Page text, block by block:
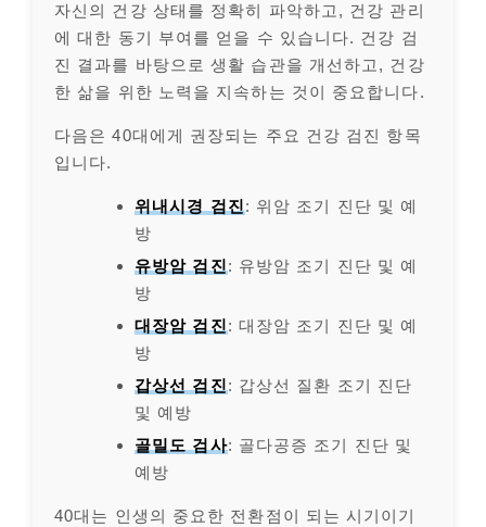
자신의 건강 상태를 정확히 파악하고, 건강 관리
에 대한 동기 부여를 얻을 수 있습니다. 건강 검
진 결과를 바탕으로 생활 습관을 개선하고, 건강
한 삶을 위한 노력을 지속하는 것이 중요합니다.
다음은 40대에게 권장되는 주요 건강 검진 항목
입니다.
위내시경 검진 : 위암 조기 진단 및 예
방
유방암 검진 : 유방암 조기 진단 및 예
방
대장암 검진 : 대장암 조기 진단 및 예
방
갑상선 검진 : 갑상선 질환 조기 진단
및 예방
골밀도 검사: 골다공증 조기 진단 및
예방
40대는 인생의 중요한 전환점이 되는 시기이기